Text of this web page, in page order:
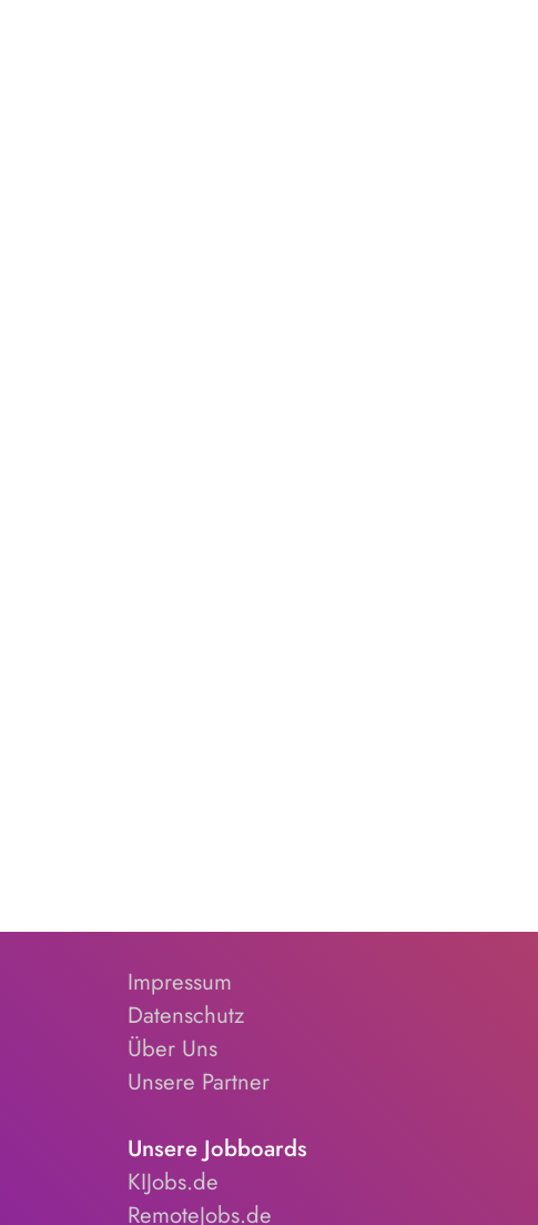
Impressum
Datenschutz
Über Uns
Unsere Partner
Unsere Jobboards
KIJobs.de
RemoteJobs.de